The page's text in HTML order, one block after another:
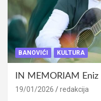
BANOVIĆI KULTURA
IN MEMORIAM
19/01/2026 redakcija